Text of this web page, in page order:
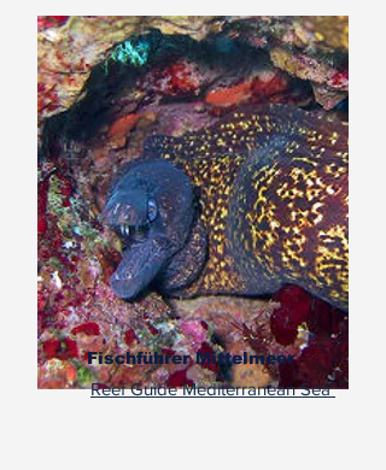
Fischführer Mittelmeer
Reef Guide Mediterranean Sea